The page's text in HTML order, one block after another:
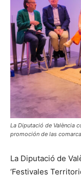
La Diputació de València
promoción de las
La Diputació de
‘Festivales